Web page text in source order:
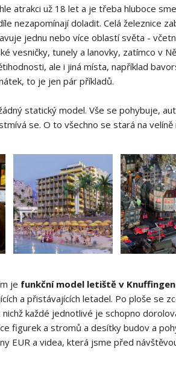
atrakci už 18 let a je třeba hluboce
nezapomínají doladit. Celá železnice
jednu nebo více oblastí světa -
vesničky, tunely a lanovky, zatímco v
ale i jiná místa, například
to je jen pár příkladů.
statický model. Vše se pohybuje,
se. O to všechno se stará na
je funkční model letiště v
a přistávajících letadel. Po ploše se
každé jednotlivé je schopno
figurek a stromů a desítky budov a
EUR a videa, která jsme před